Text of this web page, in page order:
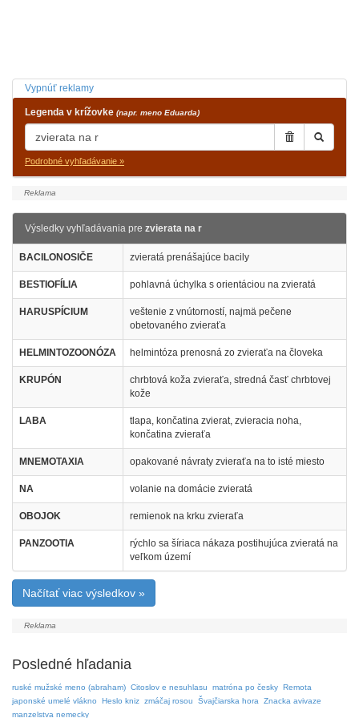
Vypnúť reklamy
Legenda v krížovke (napr. meno Eduarda)
Podrobné vyhľadávanie »
Výsledky vyhľadávania pre zvierata na r
BACILONOSIČE zvieratá prenášajúce bacily
BESTIOFÍLIA pohlavná úchylka s orientáciou na zvieratá
HARUSPÍCIUM
veštenie z vnútorností, najmä pečene
obetovaného zvieraťa
HELMINTOZOONÓZA helmintóza prenosná zo zvieraťa na človeka
KRUPÓN
chrbtová koža zvieraťa, stredná časť chrbtovej
kože
LABA
tlapa, končatina zvierat, zvieracia noha,
končatina zvieraťa
MNEMOTAXIA opakované návraty zvieraťa na to isté miesto
NA volanie na domácie zvieratá
OBOJOK remienok na krku zvieraťa
PANZOOTIA
rýchlo sa šíriaca nákaza postihujúca zvieratá na
veľkom území
Načítať viac výsledkov »
Posledné hľadania
ruské mužské meno (abraham) Citoslov e nesuhlasu matróna po česky Remota
japonské umelé vlákno
Heslo kniz zmáčaj rosou Švajčiarska hora
Znacka avivaze
manzelstva nemecky